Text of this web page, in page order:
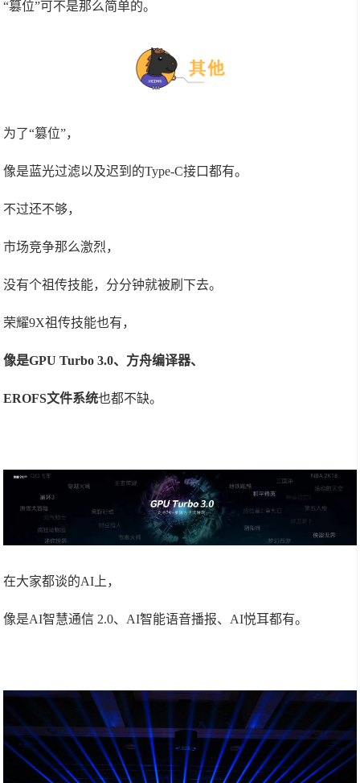
“篡位”可不是那么简单的。
为了“篡位”，
像是蓝光过滤以及迟到的Type-C接口都有。
不过还不够，
市场竞争那么激烈，
没有个祖传技能，分分钟就被刷下去。
荣耀9X祖传技能也有，
像是GPU Turbo 3.0、方舟编译器、
EROFS文件系统也都不缺。
在大家都谈的AI上，
像是AI智慧通信 2.0、AI智能语音播报、AI悦耳都有。